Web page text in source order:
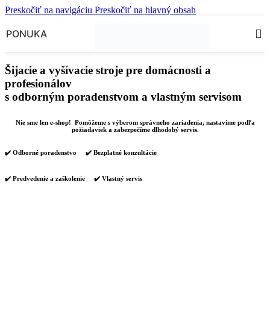
Preskočiť na navigáciu Preskočiť na hlavný obsah
PONUKA
Šijacie a vyšívacie stroje pre domácnosti a
profesionálov
s odborným poradenstvom a vlastným servisom
Nie sme len e-shop! Pomôžeme s výberom správneho zariadenia, nastavíme podľa
požiadaviek a zabezpečíme dlhodobý servis.
✔️ Odborné poradenstvo ✔️ Bezplatné konzultácie
✔️ Predvedenie a zaškolenie ✔️ Vlastný servis